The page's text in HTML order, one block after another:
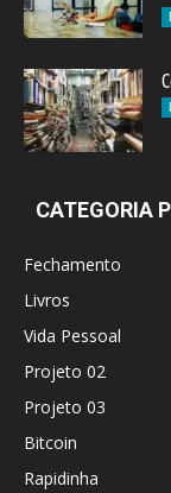
CATEGORIA
Fechamento
Livros
Vida Pessoal
Projeto 02
Projeto 03
Bitcoin
Rapidinha